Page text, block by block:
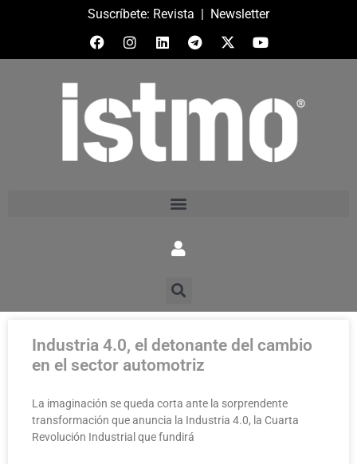
Suscríbete: Revista | Newsletter
Industria 4.0, el detonante del cambio
en el sector automotriz
La imaginación se queda corta ante la sorprendente
transformación que anuncia la Industria 4.0, la Cuarta
Revolución Industrial que fundirá